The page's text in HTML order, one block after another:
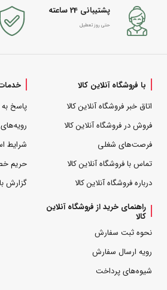
پشتیبانی 24 ساعته
حتی روز تعطیل
با فروشگاه آنلاین کالا
اتاق خبر فروشگاه آنلاین کالا
فروش در فروشگاه آنلاین کالا
فرصت‌های شغلی
تماس با فروشگاه آنلاین کالا
درباره فروشگاه آنلاین کالا
پاسخ
رویه‌های
شرایط
حریم
گزارش
راهنمای خرید از فروشگاه آنلاین
کالا
نحوه ثبت سفارش
رویه ارسال سفارش
شیوه‌های پرداخت